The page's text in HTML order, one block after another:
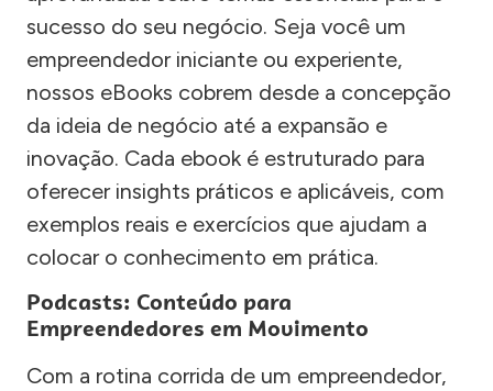
sucesso do seu negócio. Seja você um
empreendedor iniciante ou experiente,
nossos eBooks cobrem desde a concepção
da ideia de negócio até a expansão e
inovação. Cada ebook é estruturado para
oferecer insights práticos e aplicáveis, com
exemplos reais e exercícios que ajudam a
colocar o conhecimento em prática.
Podcasts: Conteúdo para
Empreendedores em Movimento
Com a rotina corrida de um empreendedor,